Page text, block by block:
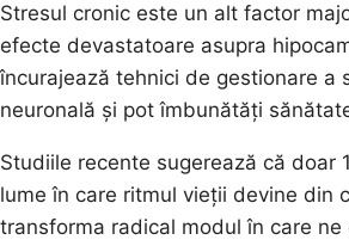
Stresul cronic este un alt factor
efecte devastatoare asupra
încurajează tehnici de gestionare
neuronală și pot îmbunătăți
Studiile recente sugerează că
lume în care ritmul vieții devine din
transforma radical modul în care